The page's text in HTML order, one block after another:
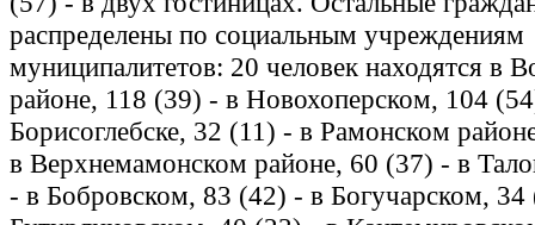
распределены по социальным учреждениям
муниципалитетов: 20 человек находятся в
районе, 118 (39) - в Новохоперском, 104
Борисоглебске, 32 (11) - в Рамонском
в Верхнемамонском районе, 60 (37) - в
- в Бобровском, 83 (42) - в Богучарском,